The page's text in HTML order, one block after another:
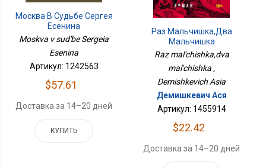
Москва В Судьбе Сергея
Есенина
Moskva v sud'be Sergeia
Esenina
Артикул: 1242563
$57.61
Доставка за 14–20 дней
КУПИТЬ
Раз Мальчишка,два
Мальчишка
Raz mal'chishka,dva
mal'chishka ,
Demishkevich Asia
Демишкевич Ася
Артикул: 1455914
$22.42
Доставка за 14–20 дней